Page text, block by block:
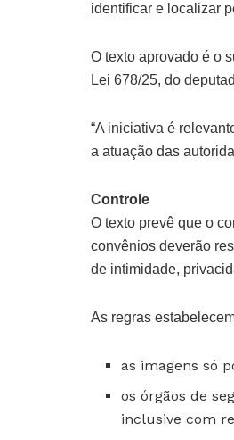
identificar e localizar
O texto aprovado é o
Lei 678/25, do
“A iniciativa é
a atuação das
Controle
O texto prevê que o
convênios deverão
de intimidade,
As regras
as imagens só
os órgãos de
inclusive com